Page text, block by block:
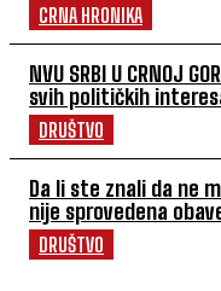
CRNA HRONIKA
NVU SRBI U CRNOJ
svih političkih
DRUŠTVO
Da li ste znali da ne
nije sprovedena
DRUŠTVO